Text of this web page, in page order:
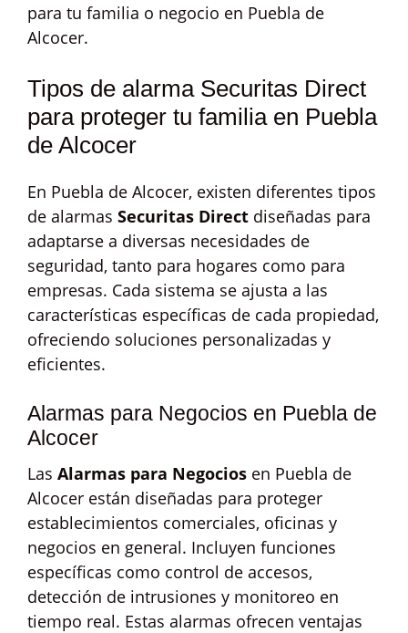
para tu familia o negocio en Puebla de
Alcocer.
Tipos de alarma Securitas Direct
para proteger tu familia en Puebla
de Alcocer
En Puebla de Alcocer, existen diferentes tipos
de alarmas Securitas Direct diseñadas para
adaptarse a diversas necesidades de
seguridad, tanto para hogares como para
empresas. Cada sistema se ajusta a las
características específicas de cada propiedad,
ofreciendo soluciones personalizadas y
eficientes.
Alarmas para Negocios en Puebla de
Alcocer
Las Alarmas para Negocios en Puebla de
Alcocer están diseñadas para proteger
establecimientos comerciales, oficinas y
negocios en general. Incluyen funciones
específicas como control de accesos,
detección de intrusiones y monitoreo en
tiempo real. Estas alarmas ofrecen ventajas